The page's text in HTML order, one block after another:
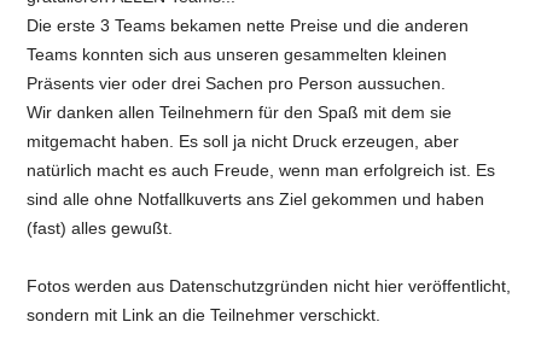
Die erste 3 Teams bekamen nette Preise und die anderen
Teams konnten sich aus unseren gesammelten kleinen
Präsents vier oder drei Sachen pro Person aussuchen.
Wir danken allen Teilnehmern für den Spaß mit dem sie
mitgemacht haben. Es soll ja nicht Druck erzeugen, aber
natürlich macht es auch Freude, wenn man erfolgreich ist. Es
sind alle ohne Notfallkuverts ans Ziel gekommen und haben
(fast) alles gewußt.
Fotos werden aus Datenschutzgründen nicht hier veröffentlicht,
sondern mit Link an die Teilnehmer verschickt.